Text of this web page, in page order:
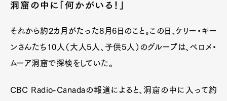
洞窟の中に「何かがいる！」
それから約2カ月がたった8月6日のこと。この日、ケリー・キー
ンさんたち10人（大人5人、子供5人）のグループは、ベロメ・
ムーア洞窟で探検をしていた。
CBC Radio-Canadaの報道によると、洞窟の中に入って約